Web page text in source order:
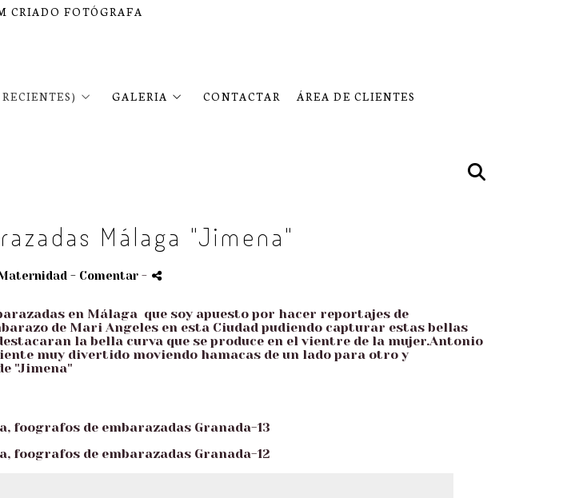
GALERIA CONTACTAR ÁREA DE CLIENTES
Málaga "Jimena"
- Comentar -
en Málaga que soy apuesto por hacer reportajes de
de Mari Angeles en esta Ciudad pudiendo capturar estas bellas
la bella curva que se produce en el vientre de la mujer.Antonio
muy divertido moviendo hamacas de un lado para otro y
"Jimena"